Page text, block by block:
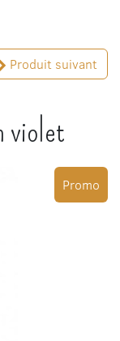
Produit suivant
violet
Promo